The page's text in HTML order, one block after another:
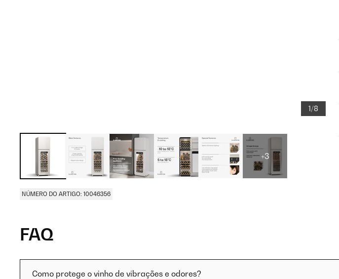
1/8
+3
NÚMERO DO ARTIGO: 10046356
FAQ
Como protege o vinho de vibrações e odores?